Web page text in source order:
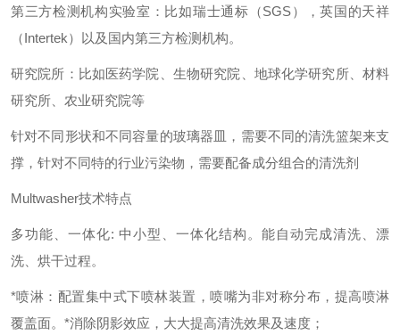
第三方检测机构实验室：比如瑞士通标（SGS），英国的天祥
（Intertek）以及国内第三方检测机构。
研究院所：比如医药学院、生物研究院、地球化学研究所、材料
研究所、农业研究院等
针对不同形状和不同容量的玻璃器皿，需要不同的清洗篮架来支
撑，针对不同特的行业污染物，需要配备成分组合的清洗剂
Multwasher技术特点
多功能、一体化: 中小型、一体化结构。能自动完成清洗、漂
洗、烘干过程。
*喷淋：配置集中式下喷林装置，喷嘴为非对称分布，提高喷淋
覆盖面。*消除阴影效应，大大提高清洗效果及速度；